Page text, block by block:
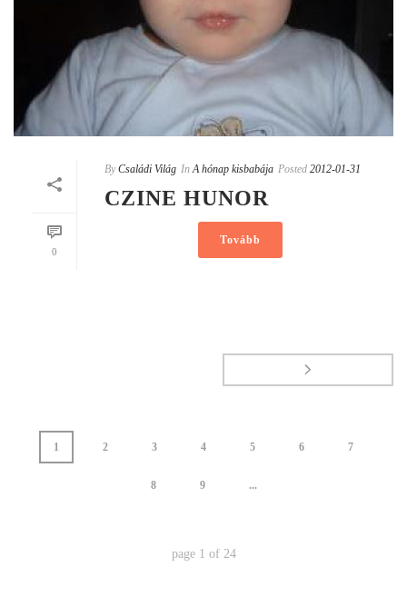
0
By Családi Világ In A hónap kisbabája Posted 2012-01-31
CZINE HUNOR
Tovább
1 2 3 4 5 6 7
8 9 ...
page 1 of 24